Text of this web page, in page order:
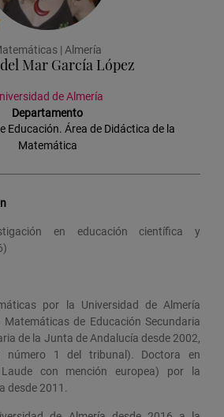
| Almería
Mar García López
de Almería
Departamento
Educación. Área de Didáctica de la
Matemática
en educación científica y
por la Universidad de Almería
de Educación Secundaria
de la Junta de Andalucía desde 2002,
número 1 del tribunal). Doctora en
con mención europea) por la
desde 2011.